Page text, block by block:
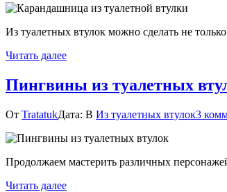
Из туалетных втулок можно сделать не
Читать далее
Пингвины из туалетных
От TratatukДата: В Из туалетных втулок3
Продолжаем мастерить различных
Читать далее